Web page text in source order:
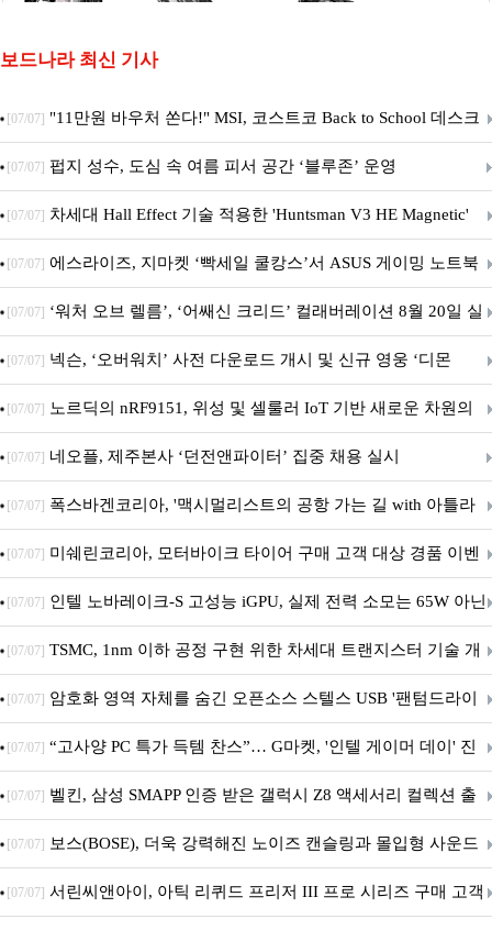
보드나라 최신 기사
[07/07] "11만원 바우처 쏜다!" MSI, 코스트코 Back to School 데스크
탑 프로모션 진행
[07/07] 펍지 성수, 도심 속 여름 피서 공간 ‘블루존’ 운영
[07/07] 차세대 Hall Effect 기술 적용한 'Huntsman V3 HE Magnetic'
시리즈 출시
[07/07] 에스라이즈, 지마켓 ‘빡세일 쿨캉스’서 ASUS 게이밍 노트북
특별 프로모션 진행
[07/07] ‘워처 오브 렐름’, ‘어쌔신 크리드’ 컬래버레이션 8월 20일 실
시
[07/07] 넥슨, ‘오버워치’ 사전 다운로드 개시 및 신규 영웅 ‘디몬
(D.Mon)’ 공개!
[07/07] 노르딕의 nRF9151, 위성 및 셀룰러 IoT 기반 새로운 차원의
커넥티드 기기 개발 지원
[07/07] 네오플, 제주본사 ‘던전앤파이터’ 집중 채용 실시
[07/07] 폭스바겐코리아, '맥시멀리스트의 공항 가는 길 with 아틀라
스' 이벤트 실시
[07/07] 미쉐린코리아, 모터바이크 타이어 구매 고객 대상 경품 이벤
트 진행
[07/07] 인텔 노바레이크-S 고성능 iGPU, 실제 전력 소모는 65W 아닌
40W?
[07/07] TSMC, 1nm 이하 공정 구현 위한 차세대 트랜지스터 기술 개
발
[07/07] 암호화 영역 자체를 숨긴 오픈소스 스텔스 USB '팬텀드라이
브' 공개
[07/07] “고사양 PC 특가 득템 찬스”… G마켓, '인텔 게이머 데이' 진
행
[07/07] 벨킨, 삼성 SMAPP 인증 받은 갤럭시 Z8 액세서리 컬렉션 출
시
[07/07] 보스(BOSE), 더욱 강력해진 노이즈 캔슬링과 몰입형 사운드
의 ‘QC 헤드폰 2세대’ 출시
[07/07] 서린씨앤아이, 아틱 리퀴드 프리저 III 프로 시리즈 구매 고객